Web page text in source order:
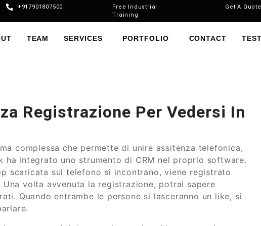
+917901807500
Free Industrial
Training
Get A Quote
TEAM SERVICES PORTFOLIO CONTACT
Registrazione Per Vedersi In
complessa che permette di unire assitenza telefonica,
ha integrato uno strumento di CRM nel proprio software.
scaricata sul telefono si incontrano, viene registrato
Una volta avvenuta la registrazione, potrai sapere
Quando entrambe le persone si lasceranno un like, si